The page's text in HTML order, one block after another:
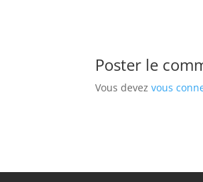
Poster le
Vous devezvous